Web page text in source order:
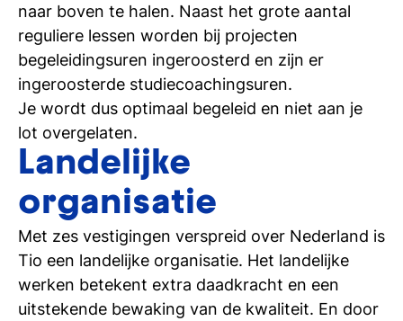
naar boven te halen. Naast het grote aantal
reguliere lessen worden bij projecten
begeleidingsuren ingeroosterd en zijn er
ingeroosterde studiecoachingsuren.
Je wordt dus optimaal begeleid en niet aan je
lot overgelaten.
Landelijke
organisatie
Met zes vestigingen verspreid over Nederland is
Tio een landelijke organisatie. Het landelijke
werken betekent extra daadkracht en een
uitstekende bewaking van de kwaliteit. En door